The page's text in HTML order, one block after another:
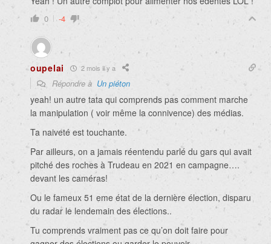
0 -4
oupelai 2 mois il y a
Répondre à Un piéton
yeah! un autre tata qui comprends pas comment marche
la manipulation ( voir même la connivence) des médias.
Ta naiveté est touchante.
Par ailleurs, on a jamais réentendu parlé du gars qui avait
pitché des roches à Trudeau en 2021 en campagne….
devant les caméras!
Ou le fameux 51 eme état de la dernière élection, disparu
du radar le lendemain des élections..
Tu comprends vraiment pas ce qu’on doit faire pour